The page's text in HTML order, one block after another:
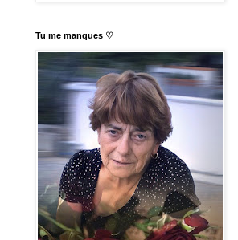
Tu me manques ♡